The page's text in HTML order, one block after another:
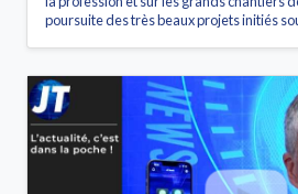
poursuite des très beaux projets initiés